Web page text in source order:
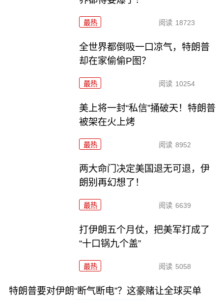
最热 阅读 18723
全世界都倒吸一口凉气，特朗普
却在家偷偷P图？
最热 阅读 10254
美上将一封“私信”捅破天！特朗普
被架在火上烤
最热 阅读 8952
两大命门决定美国退无可退，伊
朗别再幻想了！
最热 阅读 6639
打伊朗五个月仗，把美军打成了
“十口锅九个盖”
最热 阅读 5058
特朗普要对伊朗“断气断电”？这豪赌让全球买单